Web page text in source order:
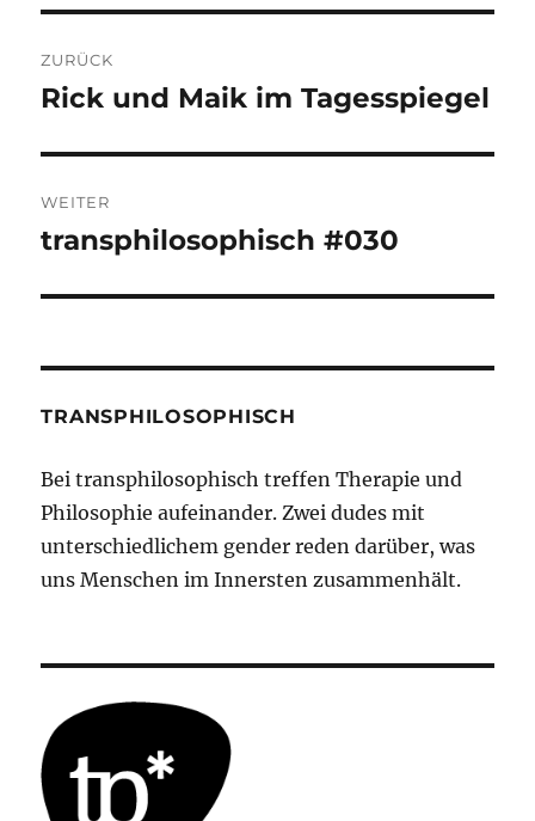
ZURÜCK
Vorheriger
Rick und Maik im Tagesspiegel
WEITER
Nächster
transphilosophisch #030
TRANSPHILOSOPHISCH
Bei transphilosophisch treffen Therapie und
Philosophie aufeinander. Zwei dudes mit
unterschiedlichem gender reden darüber, was
uns Menschen im Innersten zusammenhält.